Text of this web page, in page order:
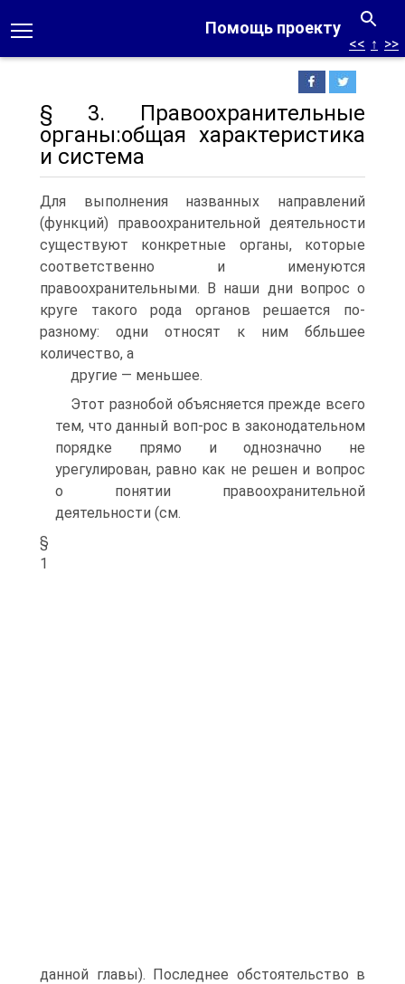
Помощь проекту
<< ↑ >>
§ 3. Правоохранительные
органы:общая характеристика
и система
Для выполнения названных направлений
(функций) правоохранительной деятельности
существуют конкретные органы, которые
соответственно и именуются
правоохранительными. В наши дни вопрос о
круге такого рода органов решается по-
разному: одни относят к ним ббльшее
количество, а
другие — меньшее.
Этот разнобой объясняется прежде всего
тем, что данный воп-рос в законодательном
порядке прямо и однозначно не
урегулирован, равно как не решен и вопрос
о понятии правоохранительной
деятельности (см.
§
1
данной главы). Последнее обстоятельство в